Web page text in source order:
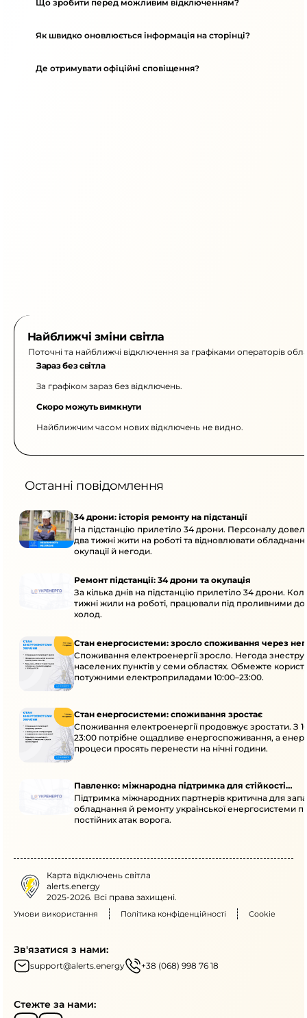
Що зробити перед можливим відключенням?
Як швидко оновлюється інформація на сторінці?
Де отримувати офіційні сповіщення?
Найближчі зміни світла
Поточні та найближчі відключення за графіками операторів
Зараз без світла
За графіком зараз без відключень.
Скоро можуть вимкнути
Найближчим часом нових відключень не видно.
Останні повідомлення
34 дрони: історія ремонту на підстанції
На підстанцію прилетіло 34 дрони. Персоналу
два тижні жити на роботі та відновлювати
окупації й негоди.
Ремонт підстанції: 34 дрони та окупація
За кілька днів на підстанцію прилетіло 34 дрони.
тижні жили на роботі, працювали під проливними
холод.
Стан енергосистеми: зросло споживання через
Споживання електроенергії зросло. Негода
населених пунктів у семи областях. Обмежте
потужними електроприладами 10:00–23:00.
Стан енергосистеми: споживання зростає
Споживання електроенергії продовжує зростати. З
23:00 потрібне ощадливе енергоспоживання, а
процеси просять перенести на нічні години.
Павленко: міжнародна підтримка для стійкості
енергосистеми
Підтримка міжнародних партнерів критична для
обладнання й ремонту української енергосистеми
постійних атак ворога.
Карта відключень світла
alerts.energy
2025-2026. Всі права захищені.
Умови використання Політика конфіденційності Cookie
Зв'язатися з нами:
support@alerts.energy +38 (068) 998 76 18
Стежте за нами: